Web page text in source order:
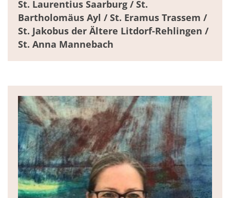
St. Laurentius Saarburg / St.
Bartholomäus Ayl / St. Eramus Trassem /
St. Jakobus der Ältere Litdorf-Rehlingen /
St. Anna Mannebach